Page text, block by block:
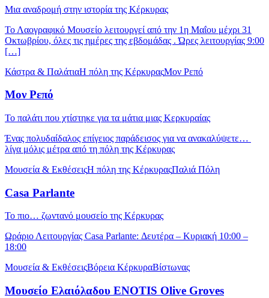
Μια αναδρομή στην ιστορία της Κέρκυρας
Το Λαογραφικό Μουσείο λειτουργεί από την 1η Μαΐου μέχρι 31
Οκτωβρίου, όλες τις ημέρες της εβδομάδας . Ώρες λειτουργίας 9:00
[…]
Κάστρα & ΠαλάτιαΗ πόλη της ΚέρκυραςΜον Ρεπό
Μον Ρεπό
Το παλάτι που χτίστηκε για τα μάτια μιας Κερκυραίας
Ένας πολυδαίδαλος επίγειος παράδεισος για να ανακαλύψετε…
λίγα μόλις μέτρα από τη πόλη της Κέρκυρας
Μουσεία & ΕκθέσειςΗ πόλη της ΚέρκυραςΠαλιά Πόλη
Casa Parlante
Το πιο… ζωντανό μουσείο της Κέρκυρας
Ωράριο Λειτουργίας Casa Parlante: Δευτέρα – Κυριακή 10:00 –
18:00
Μουσεία & ΕκθέσειςΒόρεια ΚέρκυραΒίστωνας
Μουσείο Ελαιόλαδου ENOTIS Olive Groves